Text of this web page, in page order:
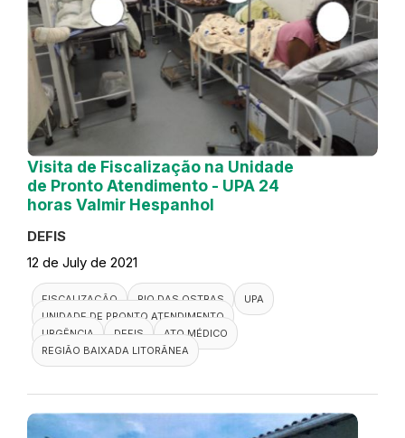
Visita de Fiscalização na Unidade
de Pronto Atendimento - UPA 24
horas Valmir Hespanhol
DEFIS
12 de July de 2021
FISCALIZAÇÃO RIO DAS OSTRAS
UPA
UNIDADE DE PRONTO ATENDIMENTO
URGÊNCIA
DEFIS
ATO MÉDICO
REGIÃO BAIXADA LITORÂNEA